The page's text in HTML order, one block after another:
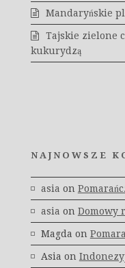
Mandaryńskie
Tajskie zielone
kukurydzą
NAJNOWSZE
asia on
asia on Domowy
Magda on
Asia on